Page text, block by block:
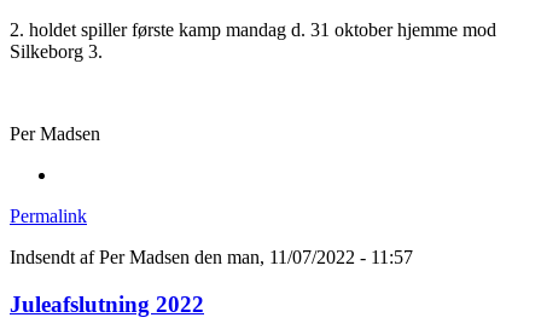
2. holdet spiller første kamp mandag d. 31 oktober hjemme mod
Silkeborg 3.
Per Madsen
Permalink
Indsendt afPer Madsen den man, 11/07/2022 - 11:57
Juleafslutning 2022